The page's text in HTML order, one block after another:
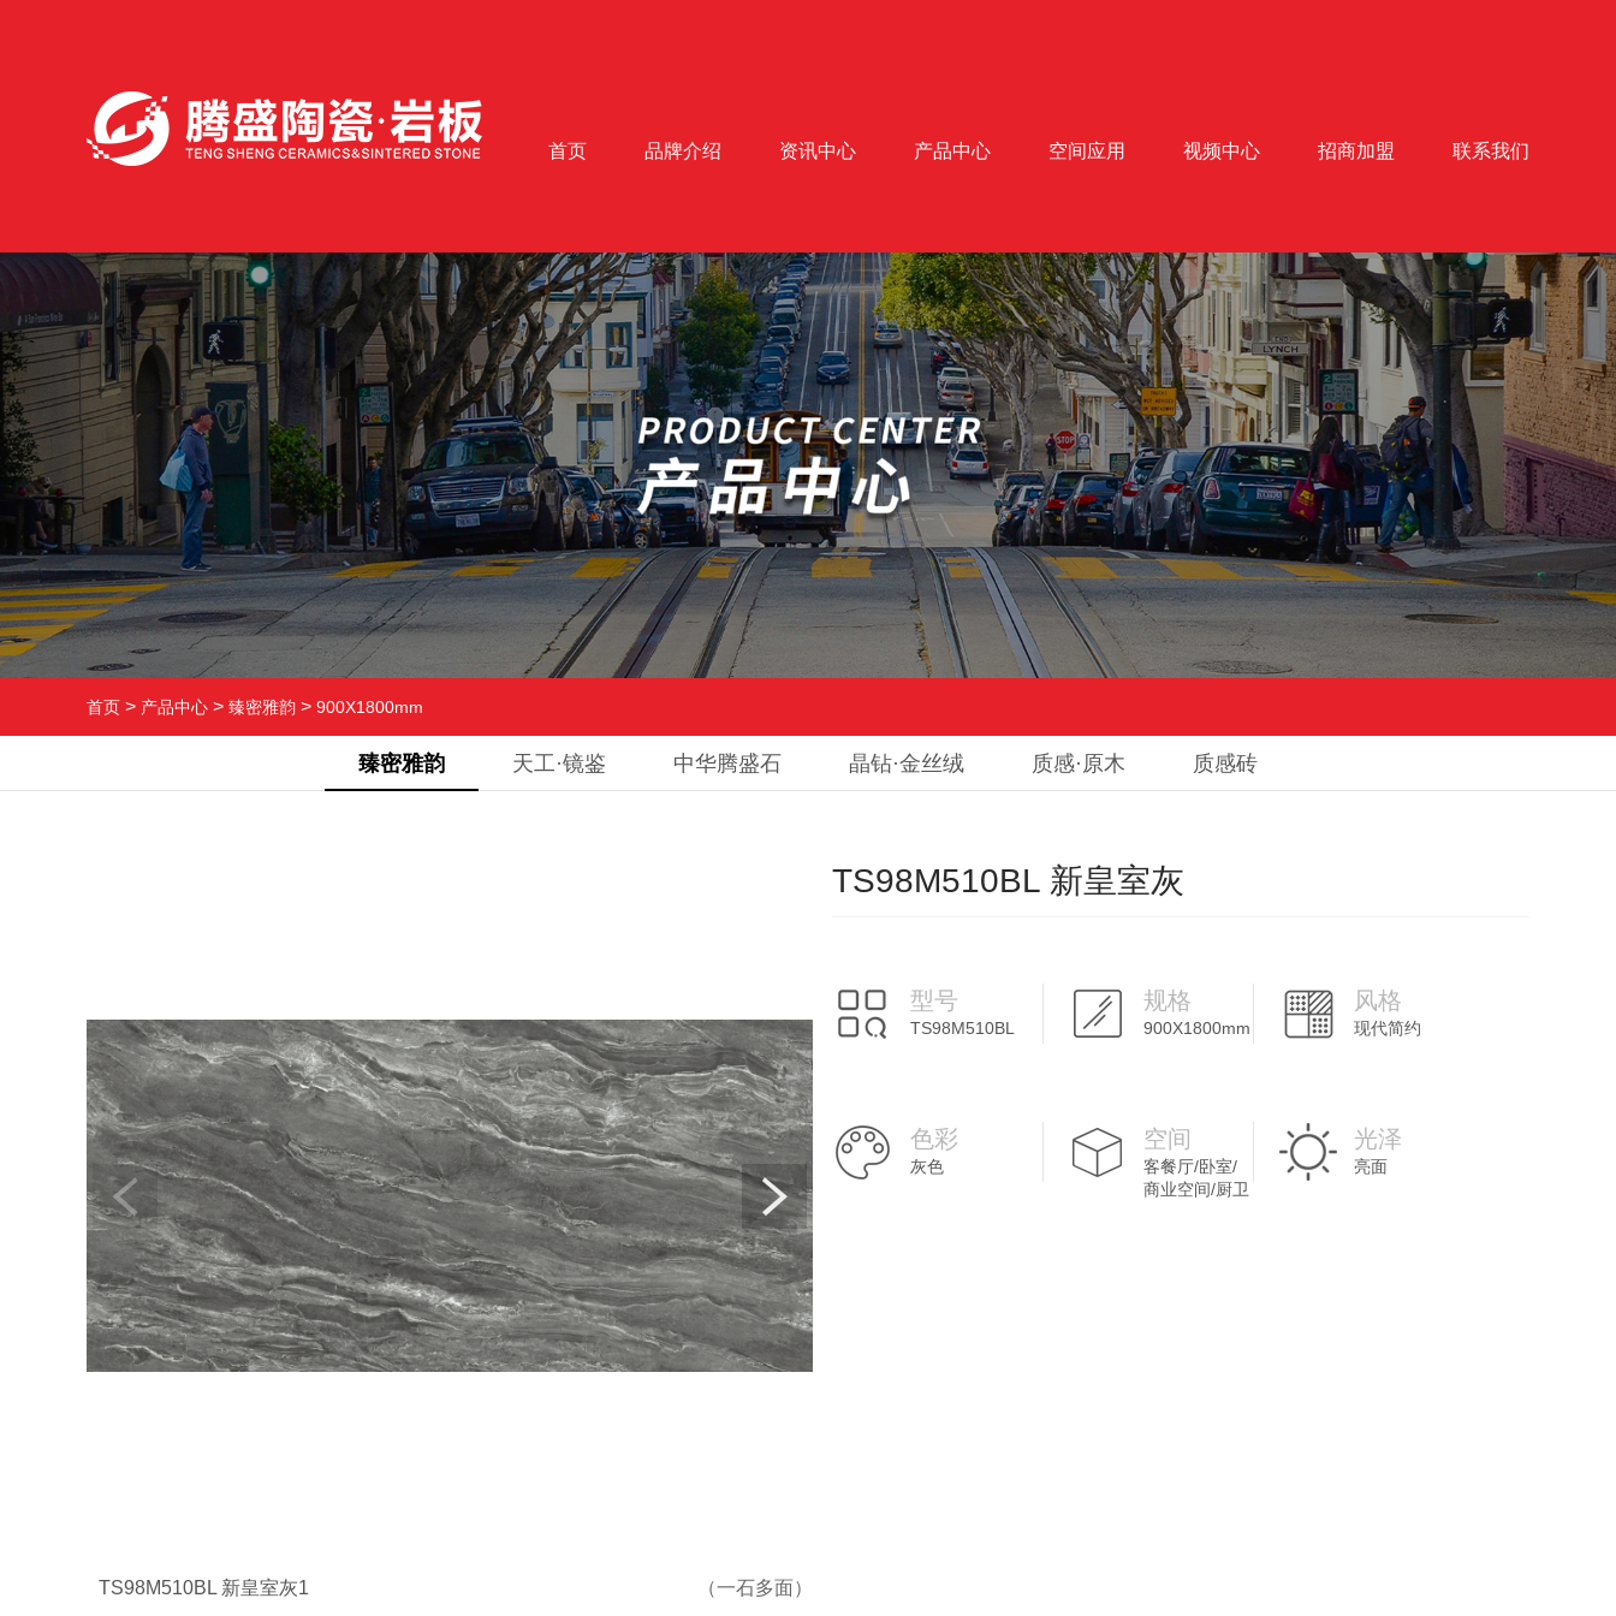
首页 品牌介绍 资讯中心 产品中心 空间应用 视频中心 招商加盟 联系我们
首页 > 产品中心 > 臻密雅韵 > 900X1800mm
臻密雅韵 天工·镜鉴 中华腾盛石 晶钻·金丝绒 质感·原木 质感砖
TS98M510BL 新皇室灰1 （一石多面）
TS98M510BL 新皇室灰
型号
TS98M510BL
规格
900X1800mm
风格
现代简约
色彩
灰色
空间
客餐厅/卧室/
商业空间/厨卫
光泽
亮面